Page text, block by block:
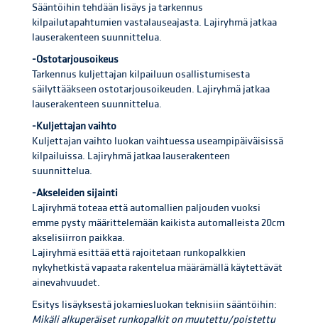
Sääntöihin tehdään lisäys ja tarkennus
kilpailutapahtumien vastalauseajasta. Lajiryhmä jatkaa
lauserakenteen suunnittelua.
-Ostotarjousoikeus
Tarkennus kuljettajan kilpailuun osallistumisesta
säilyttääkseen ostotarjousoikeuden. Lajiryhmä jatkaa
lauserakenteen suunnittelua.
-Kuljettajan vaihto
Kuljettajan vaihto luokan vaihtuessa useampipäiväisissä
kilpailuissa. Lajiryhmä jatkaa lauserakenteen
suunnittelua.
-Akseleiden sijainti
Lajiryhmä toteaa että automallien paljouden vuoksi
emme pysty määrittelemään kaikista automalleista 20cm
akselisiirron paikkaa.
Lajiryhmä esittää että rajoitetaan runkopalkkien
nykyhetkistä vapaata rakentelua määrämällä käytettävät
ainevahvuudet.
Esitys lisäyksestä jokamiesluokan teknisiin sääntöihin:
Mikäli alkuperäiset runkopalkit on muutettu/poistettu